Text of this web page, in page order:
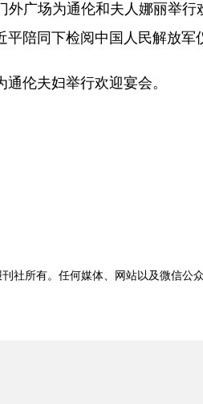
场为通伦和夫人娜丽举行
陪同下检阅中国人民解放
伦夫妇举行欢迎宴会。
社所有。任何媒体、网站以及微信